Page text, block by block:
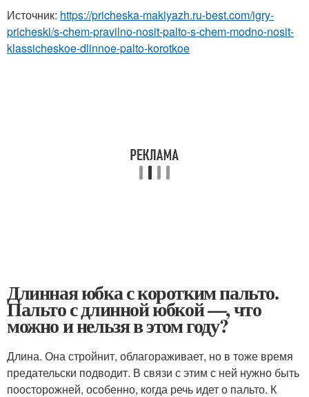
Источник: https://pricheska-makiyazh.ru-best.com/igry-
pricheski/s-chem-pravilno-nosit-palto-s-chem-modno-nosit-
klassicheskoe-dlinnoe-palto-korotkoe
Длинная юбка с коротким пальто.
Пальто с длинной юбкой —, что
можно и нельзя в этом году?
Длина. Она стройнит, облагораживает, но в тоже время
предательски подводит. В связи с этим с ней нужно быть
поосторожней, особенно, когда речь идет о пальто. К